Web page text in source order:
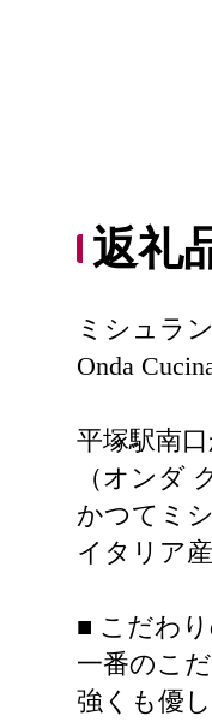
返礼
ミシュラ
Onda
平塚駅南
（オンダ
かつてミ
イタリア
■ こだわ
一番のこ
強くも優